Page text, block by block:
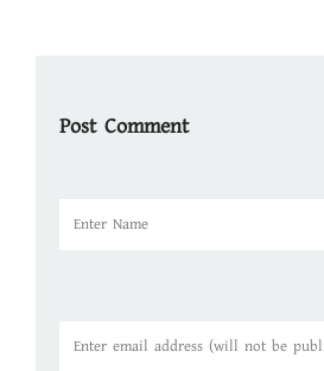
Post Comment